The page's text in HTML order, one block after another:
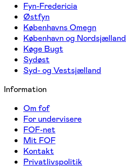
Fyn-Fredericia
Østfyn
Københavns Omegn
København og Nordsjælland
Køge Bugt
Sydøst
Syd- og Vestsjælland
Information
Om fof
For undervisere
FOF-net
Mit FOF
Kontakt
Privatlivspolitik